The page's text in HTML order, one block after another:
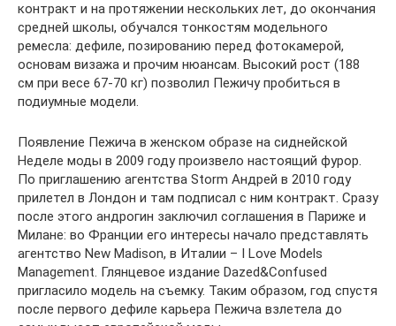
контракт и на протяжении нескольких лет, до окончания
средней школы, обучался тонкостям модельного
ремесла: дефиле, позированию перед фотокамерой,
основам визажа и прочим нюансам. Высокий рост (188
см при весе 67-70 кг) позволил Пежичу пробиться в
подиумные модели.
Появление Пежича в женском образе на сиднейской
Неделе моды в 2009 году произвело настоящий фурор.
По приглашению агентства Storm Андрей в 2010 году
прилетел в Лондон и там подписал с ним контракт. Сразу
после этого андрогин заключил соглашения в Париже и
Милане: во Франции его интересы начало представлять
агентство New Madison, в Италии – I Love Models
Management. Глянцевое издание Dazed&Confused
пригласило модель на съемку. Таким образом, год спустя
после первого дефиле карьера Пежича взлетела до